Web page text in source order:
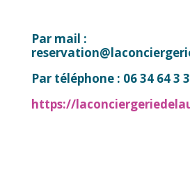
Par mail :
Par téléphone : 06 34 64 3
https://